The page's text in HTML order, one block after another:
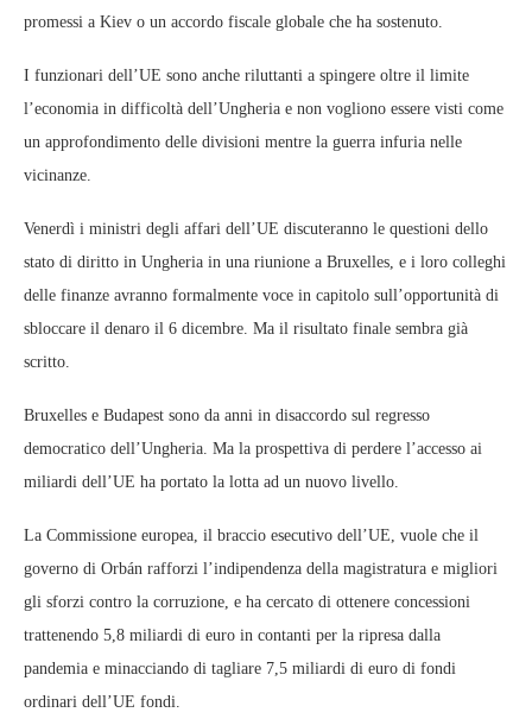
promessi a Kiev o un accordo fiscale globale che ha sostenuto.
I funzionari dell’UE sono anche riluttanti a spingere oltre il limite
l’economia in difficoltà dell’Ungheria e non vogliono essere visti come
un approfondimento delle divisioni mentre la guerra infuria nelle
vicinanze.
Venerdì i ministri degli affari dell’UE discuteranno le questioni dello
stato di diritto in Ungheria in una riunione a Bruxelles, e i loro colleghi
delle finanze avranno formalmente voce in capitolo sull’opportunità di
sbloccare il denaro il 6 dicembre. Ma il risultato finale sembra già
scritto.
Bruxelles e Budapest sono da anni in disaccordo sul regresso
democratico dell’Ungheria. Ma la prospettiva di perdere l’accesso ai
miliardi dell’UE ha portato la lotta ad un nuovo livello.
La Commissione europea, il braccio esecutivo dell’UE, vuole che il
governo di Orbán rafforzi l’indipendenza della magistratura e migliori
gli sforzi contro la corruzione, e ha cercato di ottenere concessioni
trattenendo 5,8 miliardi di euro in contanti per la ripresa dalla
pandemia e minacciando di tagliare 7,5 miliardi di euro di fondi
ordinari dell’UE fondi.